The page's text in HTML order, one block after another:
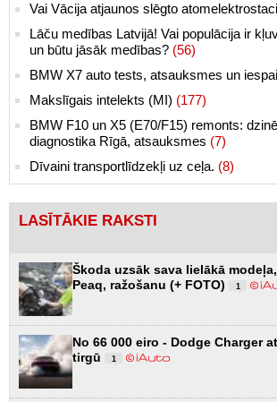
Vai Vācija atjaunos slēgto
Lāču medības Latvijā! Vai populācija ir
un būtu jāsāk medības? (56)
BMW X7 auto tests, atsauksmes un
Makslīgais intelekts (MI) (177)
BMW F10 un X5 (E70/F15) remonts:
diagnostika Rīgā, atsauksmes (7)
Dīvaini transportlīdzekļi uz ceļa. (8)
LASĪTĀKIE RAKSTI
Škoda uzsāk sava lielākā
Peaq, ražošanu (+ FOTO)
1
No 66 000 eiro - Dodge Charger
tirgū
1